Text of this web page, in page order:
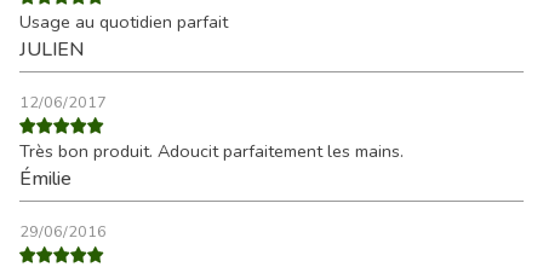
Usage au quotidien parfait
JULIEN
12/06/2017
Très bon produit. Adoucit parfaitement les mains.
Émilie
29/06/2016